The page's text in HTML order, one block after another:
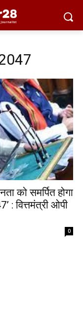
को समर्पित होगा
: वित्तमंत्री ओपी
0